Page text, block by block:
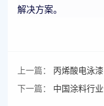
解决方案。
上一篇：
丙烯酸电泳
下一篇：
中国涂料行